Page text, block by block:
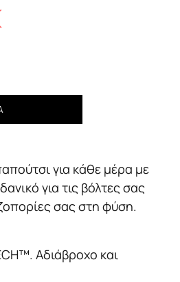
για κάθε μέρα με
για τις βόλτες σας
σας στη φύση.
Αδιάβροχο και